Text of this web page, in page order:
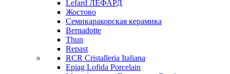
Lefard ЛЕФАРД
Жостово
Семикаракорская керамика
Bernadotte
Thun
Repast
RCR Cristalleria Italiana
Epiag Lofida Porcelain